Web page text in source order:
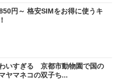
円～ 格安SIMをお得に使うキ
いすぎる 京都市動物園で国の
ヤマネコの双子ち...